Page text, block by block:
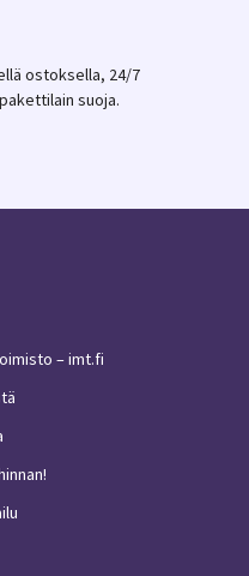
ostoksella, 24/7
suoja.
– imt.fi